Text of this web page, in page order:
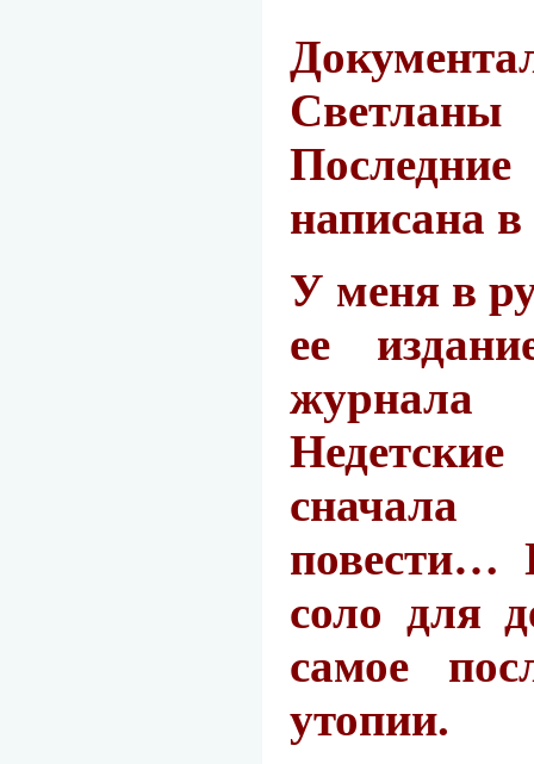
написана
У меня в
ее
повести…
соло для
самое
утопии.